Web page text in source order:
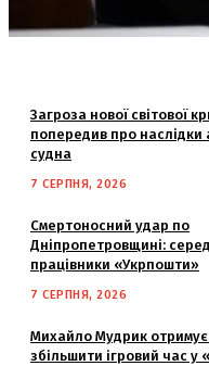
Загроза нової світової
попередив про наслідки
судна
7 СЕРПНЯ, 2026
Смертоносний удар по
Дніпропетровщині:
працівники «Укрпошти»
7 СЕРПНЯ, 2026
Михайло Мудрик отримує
збільшити ігровий час у